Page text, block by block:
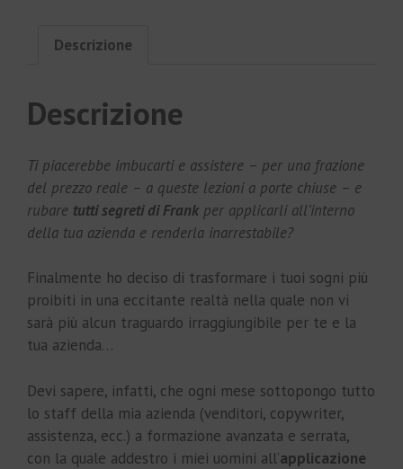
Descrizione
Descrizione
Ti piacerebbe imbucarti e assistere – per una frazione
del prezzo reale – a queste lezioni a porte chiuse – e
rubare tutti segreti di Frank per applicarli all’interno
della tua azienda e renderla inarrestabile?
Finalmente ho deciso di trasformare i tuoi sogni più
proibiti in una eccitante realtà nella quale non vi
sarà più alcun traguardo irraggiungibile per te e la
tua azienda…
Devi sapere, infatti, che ogni mese sottopongo tutto
lo staff della mia azienda (venditori, copywriter,
assistenza, ecc.) a formazione avanzata e serrata,
con la quale addestro i miei uomini all’applicazione